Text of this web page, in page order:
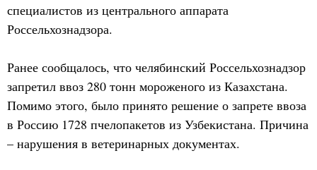
специалистов из центрального аппарата
Россельхознадзора.
Ранее сообщалось, что челябинский Россельхознадзор
запретил ввоз 280 тонн мороженого из Казахстана.
Помимо этого, было принято решение о запрете ввоза
в Россию 1728 пчелопакетов из Узбекистана. Причина
– нарушения в ветеринарных документах.